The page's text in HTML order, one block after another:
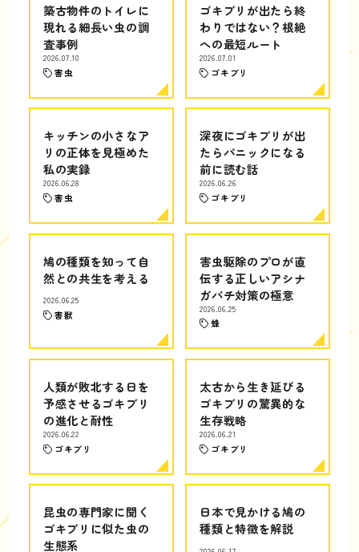
築古物件のトイレに
現れる細長い虫の調
査事例
2026.07.10
害虫
ゴキブリが出たら終
わりではない？根絶
への最短ルート
2026.07.01
ゴキブリ
キッチンの小さなア
リの正体を見極めた
私の実録
2026.06.28
害虫
深夜にゴキブリが出
たらパニックになる
前に読む話
2026.06.26
ゴキブリ
鳩の種類を知って自
然との共生を考える
2026.06.25
害獣
害虫駆除のプロが直
伝する正しいアシナ
ガバチ対策の極意
2026.06.25
蜂
人類が敗北する日を
予感させるゴキブリ
の進化と耐性
2026.06.22
ゴキブリ
太古から生き延びる
ゴキブリの驚異的な
生存戦略
2026.06.21
ゴキブリ
昆虫の専門家に聞く
ゴキブリに似た虫の
生態系
日本で見かける鳩の
種類と特徴を解説